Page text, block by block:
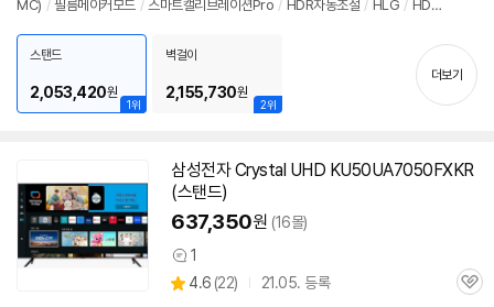
MC) / 필름메이커모드 / 스마트캘리브레이션Pro / HDR자동조절 / HLG / HDR
/ 타이젠 HDMI(전체): 4개 / 출시가: 2,090,000원
기
1위
스탠드
2,053,420원
2위
벽걸이
2,155,730원
더보기
삼성전자 Crystal UHD KU50UA7050FXKR
(스탠드)
637,350원 (16몰)
상
품
1
별
4.6 (상
22) 21.05. 등록
관